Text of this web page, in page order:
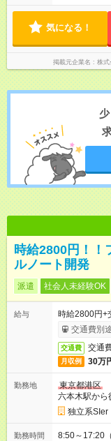
気になる！
掲載元企業名 株式
時給2800円！！
ルノート開発
派遣 社会人未経験OK
給与
時給2800円
交通費別
交通費 交通
月収例 30万
勤務地
東京都港区
六本木駅から
独立系SIer
勤務時間 8:50～17:20